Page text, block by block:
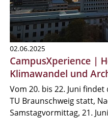
02.06.2025
CampusXperience |
Klimawandel und
Vom 20. bis 22. Juni
TU Braunschweig statt,
Samstagvormittag, 21.